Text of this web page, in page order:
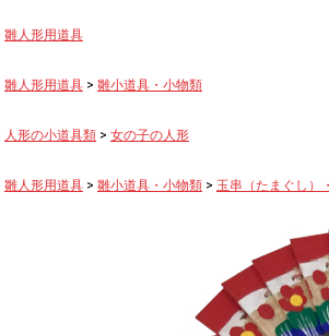
雛人形用道具
雛人形用道具 > 雛小道具・小物類
人形の小道具類 > 女の子の人形
雛人形用道具 > 雛小道具・小物類 > 玉串（たまぐし）